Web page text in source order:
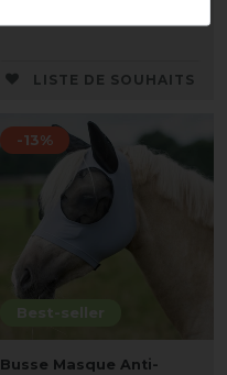
LISTE DE SOUHAITS
Best-seller
-13%
Busse Masque Anti-